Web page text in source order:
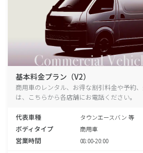
基本料金プラン（V2）
商用車のレンタル、お得な割引料金や予約
は、こちらから各店舗にお電話ください。
代表車種 タウンエースバン 等
ボディタイプ 商用車
営業時間 08:00-20:00